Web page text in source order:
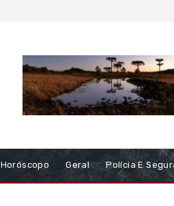
Horóscopo Geral Polícia E